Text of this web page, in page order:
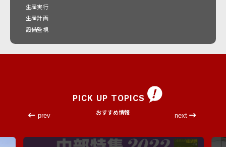
生産実行
生産計画
設備監視
PICK UP TOPICS
おすすめ情報
prev next